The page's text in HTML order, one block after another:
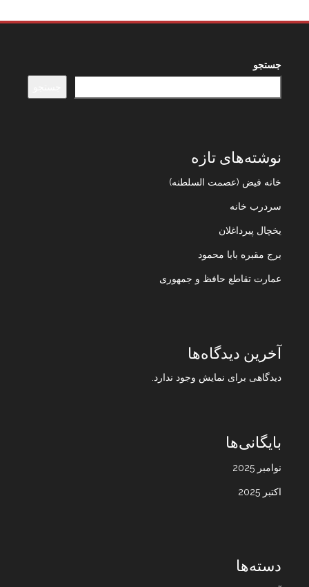
جستجو
نوشته‌های تازه
خانه فیض (عصمت السلطنه)
سردرب خانه
یخچال پیرداغلان
برج مقبره بابا محمود
عمارت تقاطع حافظ و جمهوری
آخرین دیدگاه‌ها
دیدگاهی برای نمایش وجود ندارد.
بایگانی‌ها
نوامبر 2025
اکتبر 2025
دسته‌ها